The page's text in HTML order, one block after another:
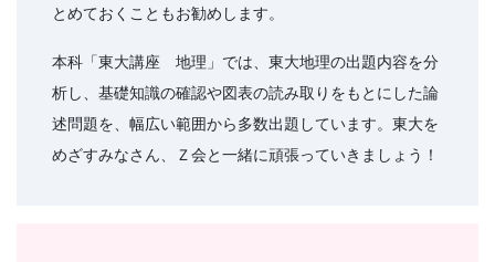
とめておくこともお勧めします。
本科「東大講座 地理」では、東大地理の出題内容を分
析し、基礎知識の確認や図表の読み取りをもとにした論
述問題を、幅広い範囲から多数出題しています。東大を
めざすみなさん、Ｚ会と一緒に頑張っていきましょう！